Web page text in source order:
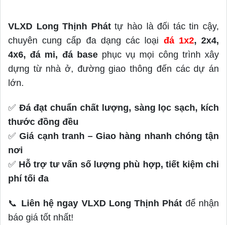
VLXD Long Thịnh Pháttự hào là đối tác tin cậy,
chuyên cung cấp đa dạng các loại đá 1x2, 2x4,
4x6, đá mi, đá basephục vụ mọi công trình xây
dựng từ nhà ở, đường giao thông đến các dự án
lớn.
✅ Đá đạt chuẩn chất lượng, sàng lọc sạch, kích
thước đồng đều
✅Giá cạnh tranh – Giao hàng nhanh chóng tận
nơi
✅ Hỗ trợ tư vấn số lượng phù hợp, tiết kiệm chi
phí tối đa
📞 Liên hệ ngay VLXD Long Thịnh Phát để nhận
báo giá tốt nhất!